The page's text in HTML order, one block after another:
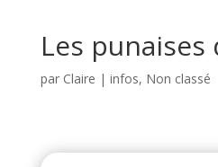
Les punaises
par Claire | infos, Non classé